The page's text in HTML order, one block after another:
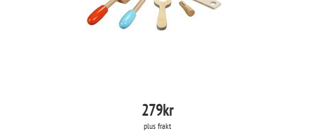
279kr
plus frakt